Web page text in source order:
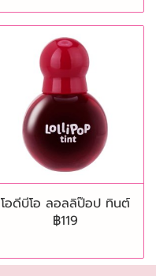
โอดีบีโอ ลอลลิป๊อป ทินต์
฿119